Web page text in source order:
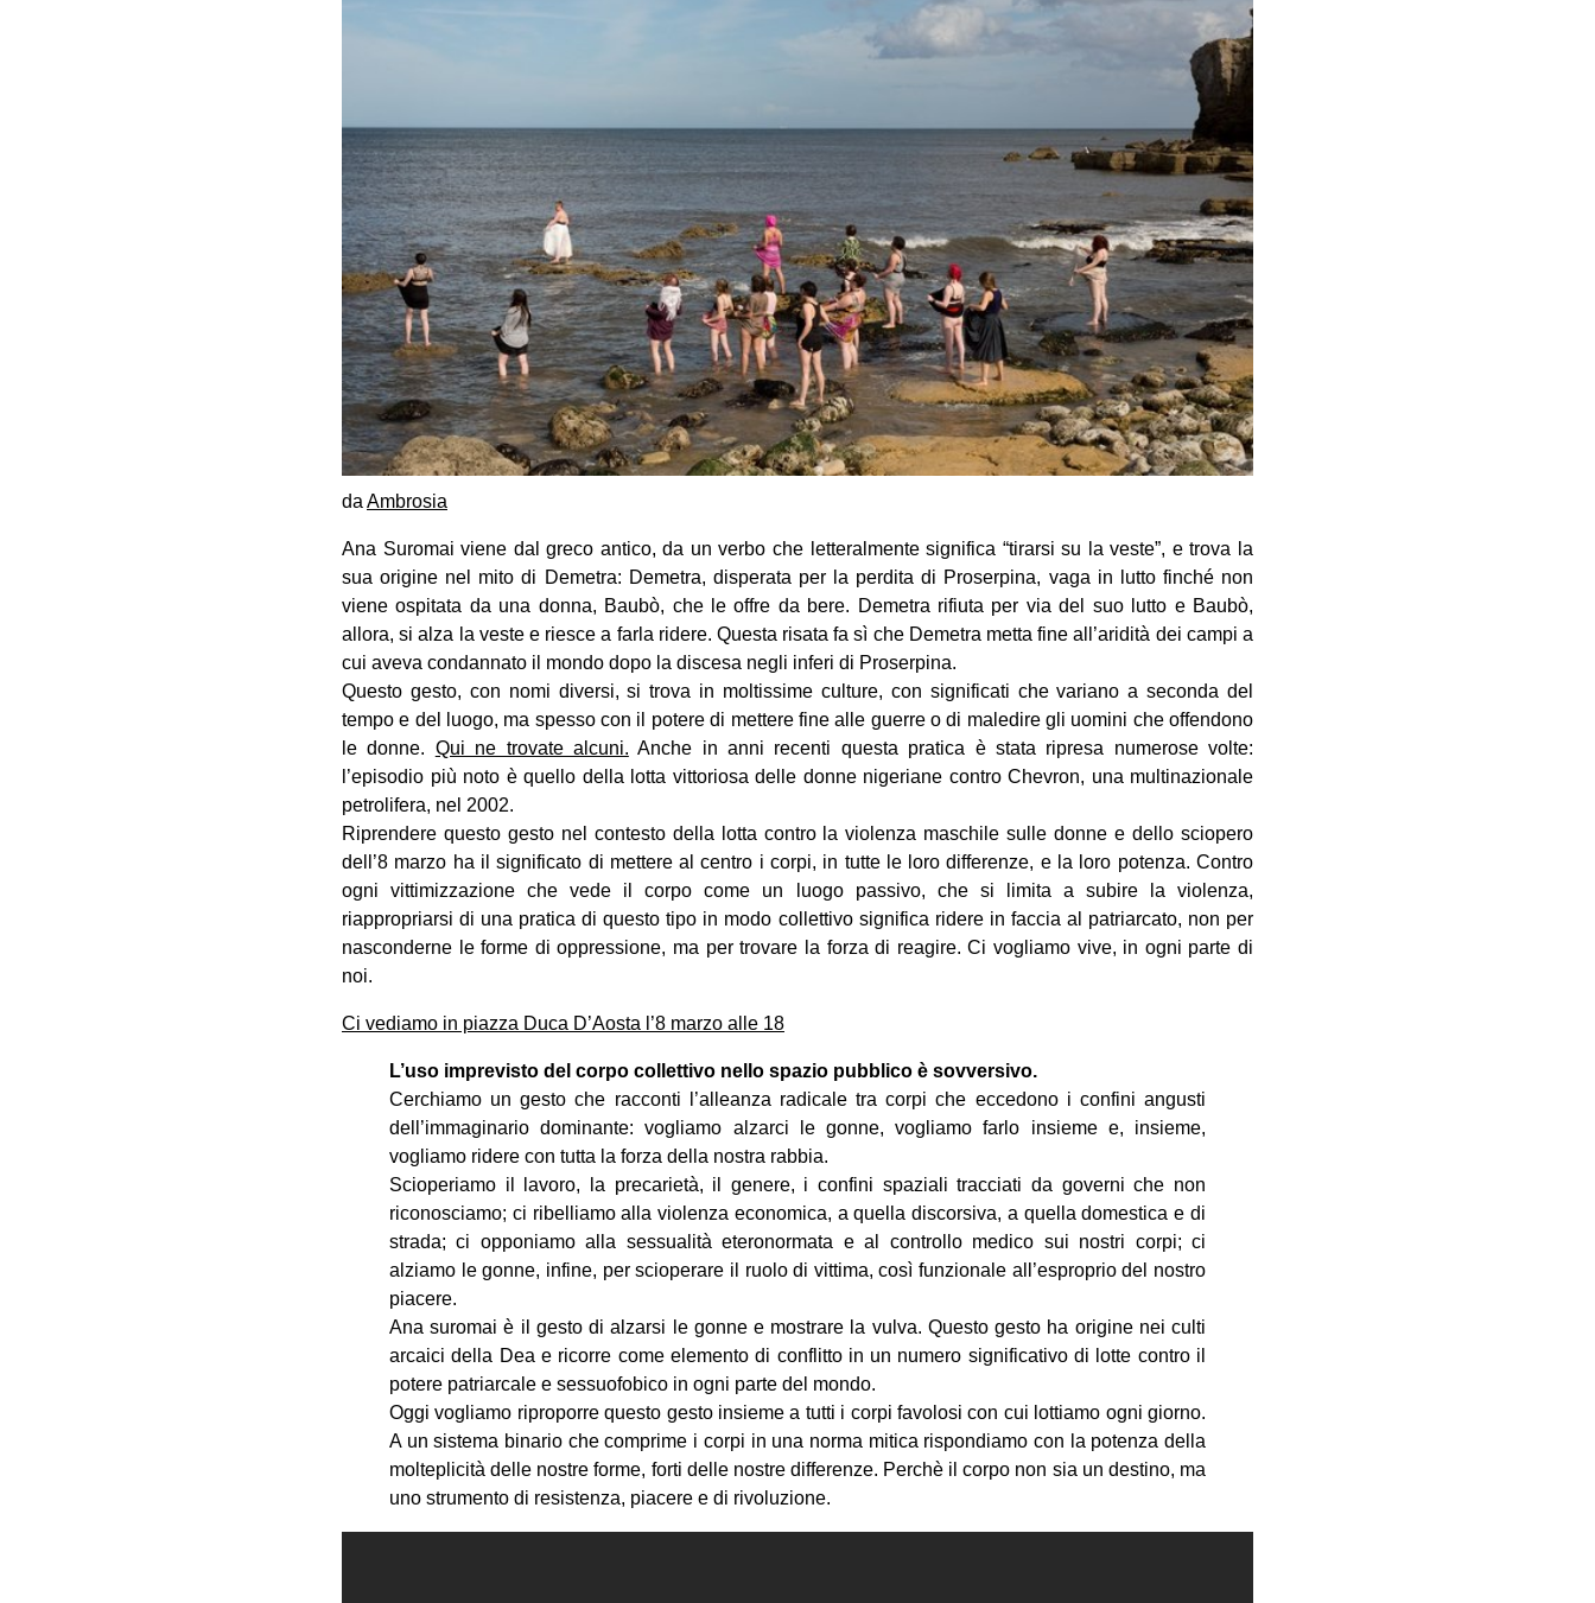
da Ambrosia
Ana Suromai viene dal greco antico, da un verbo che letteralmente significa “tirarsi su la veste”, e trova la
sua origine nel mito di Demetra: Demetra, disperata per la perdita di Proserpina, vaga in lutto finché non
viene ospitata da una donna, Baubò, che le offre da bere. Demetra rifiuta per via del suo lutto e Baubò,
allora, si alza la veste e riesce a farla ridere. Questa risata fa sì che Demetra metta fine all’aridità dei campi a
cui aveva condannato il mondo dopo la discesa negli inferi di Proserpina.
Questo gesto, con nomi diversi, si trova in moltissime culture, con significati che variano a seconda del
tempo e del luogo, ma spesso con il potere di mettere fine alle guerre o di maledire gli uomini che offendono
le donne. Qui ne trovate alcuni. Anche in anni recenti questa pratica è stata ripresa numerose volte:
l’episodio più noto è quello della lotta vittoriosa delle donne nigeriane contro Chevron, una multinazionale
petrolifera, nel 2002.
Riprendere questo gesto nel contesto della lotta contro la violenza maschile sulle donne e dello sciopero
dell’8 marzo ha il significato di mettere al centro i corpi, in tutte le loro differenze, e la loro potenza. Contro
ogni vittimizzazione che vede il corpo come un luogo passivo, che si limita a subire la violenza,
riappropriarsi di una pratica di questo tipo in modo collettivo significa ridere in faccia al patriarcato, non per
nasconderne le forme di oppressione, ma per trovare la forza di reagire. Ci vogliamo vive, in ogni parte di
noi.
Ci vediamo in piazza Duca D’Aosta l’8 marzo alle 18
L’uso imprevisto del corpo collettivo nello spazio pubblico è sovversivo.
Cerchiamo un gesto che racconti l’alleanza radicale tra corpi che eccedono i confini angusti
dell’immaginario dominante: vogliamo alzarci le gonne, vogliamo farlo insieme e, insieme,
vogliamo ridere con tutta la forza della nostra rabbia.
Scioperiamo il lavoro, la precarietà, il genere, i confini spaziali tracciati da governi che non
riconosciamo; ci ribelliamo alla violenza economica, a quella discorsiva, a quella domestica e di
strada; ci opponiamo alla sessualità eteronormata e al controllo medico sui nostri corpi; ci
alziamo le gonne, infine, per scioperare il ruolo di vittima, così funzionale all’esproprio del nostro
piacere.
Ana suromai è il gesto di alzarsi le gonne e mostrare la vulva. Questo gesto ha origine nei culti
arcaici della Dea e ricorre come elemento di conflitto in un numero significativo di lotte contro il
potere patriarcale e sessuofobico in ogni parte del mondo.
Oggi vogliamo riproporre questo gesto insieme a tutti i corpi favolosi con cui lottiamo ogni giorno.
A un sistema binario che comprime i corpi in una norma mitica rispondiamo con la potenza della
molteplicità delle nostre forme, forti delle nostre differenze. Perchè il corpo non sia un destino, ma
uno strumento di resistenza, piacere e di rivoluzione.